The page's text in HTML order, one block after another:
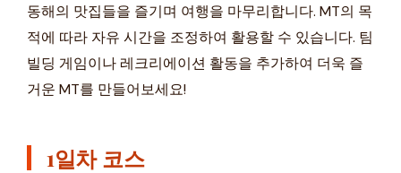
동해의 맛집들을 즐기며 여행을 마무리합니다. MT의 목
적에 따라 자유 시간을 조정하여 활용할 수 있습니다. 팀
빌딩 게임이나 레크리에이션 활동을 추가하여 더욱 즐
거운 MT를 만들어보세요!
1일차 코스